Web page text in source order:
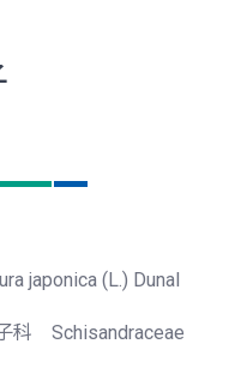
japonica (L.) Dunal
科 Schisandraceae